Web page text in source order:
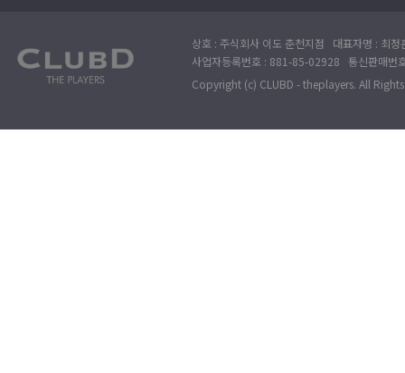
상호 : 주식회사 이도 춘천지점 대표자명 : 최
사업자등록번호 : 881-85-02928 통신판매번
Copyright (c) CLUBD - theplayers. All